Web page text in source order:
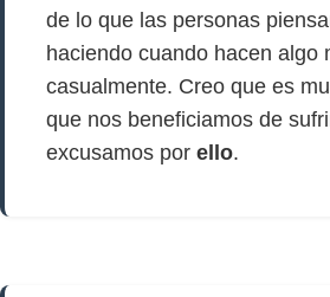
de lo que las personas
haciendo cuando hacen algo
casualmente. Creo que es
que nos beneficiamos de
excusamos por ello.